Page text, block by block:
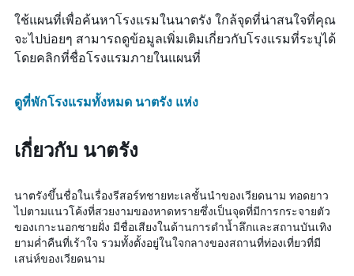
ใช้แผนที่เพื่อค้นหาโรงแรมในนาตรัง ใกล้จุดที่น่าสนใจที่คุณ
จะไปบ่อยๆ สามารถดูข้อมูลเพิ่มเติมเกี่ยวกับโรงแรมที่ระบุได้
โดยคลิกที่ชื่อโรงแรมภายในแผนที่
ดูที่พักโรงแรมทั้งหมด นาตรัง แห่ง
เกี่ยวกับ นาตรัง
นาตรังขึ้นชื่อในเรื่องรีสอร์ทชายทะเลชั้นนำของเวียดนาม ทอดยาว
ไปตามแนวโค้งที่สวยงามของหาดทรายซึ่งเป็นจุดที่มีการกระจายตัว
ของเกาะนอกชายฝั่ง มีชื่อเสียงในด้านการดำน้ำลึกและสถานบันเทิง
ยามค่ำคืนที่เร้าใจ รวมทั้งตั้งอยู่ในใจกลางของสถานที่ท่องเที่ยวที่มี
เสน่ห์ของเวียดนาม